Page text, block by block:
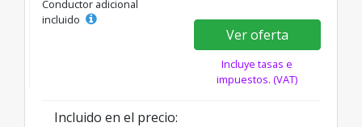
Conductor adicional
incluido
Ver oferta
Incluye tasas e
impuestos. (VAT)
Incluido en el precio: